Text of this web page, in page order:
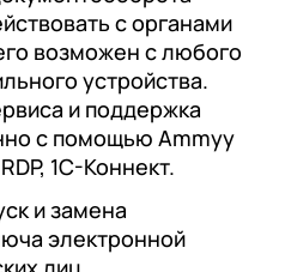
с органами
возможен с любого
устройства.
и поддержка
с помощью Ammyy
1С-Коннект.
и замена
электронной
на 1С:CRM или
(КЭДО)
(СЭД)
8